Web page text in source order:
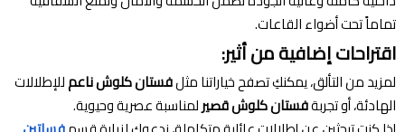
تماماً تحت أضواء القاعات.
اقتراحات إضافية من أثير:
لمزيد من التألق، يمكنكِ تصفح خياراتنا مثلفستان كلوش ناعمللإطلالات
الهادئة، أو تجربةفستان كلوش قصيرلمناسبة عصرية وحيوية.